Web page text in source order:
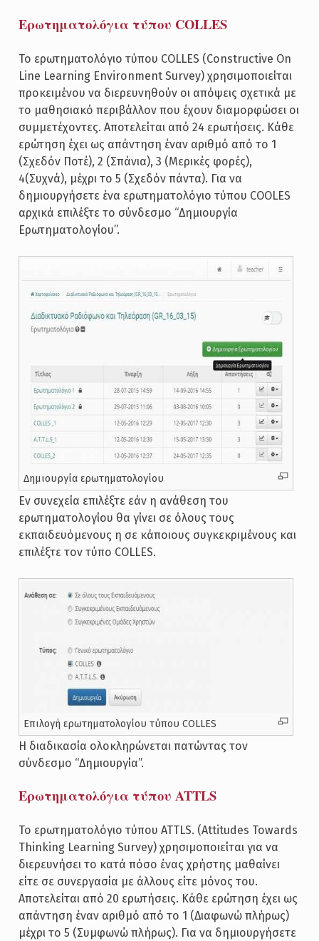
Ερωτηματολόγια τύπου COLLES
Το ερωτηματολόγιο τύπου COLLES (Constructive On
Line Learning Environment Survey) χρησιμοποιείται
προκειμένου να διερευνηθούν οι απόψεις σχετικά με
το μαθησιακό περιβάλλον που έχουν διαμορφώσει οι
συμμετέχοντες. Αποτελείται από 24 ερωτήσεις. Κάθε
ερώτηση έχει ως απάντηση έναν αριθμό από το 1
(Σχεδόν Ποτέ), 2 (Σπάνια), 3 (Μερικές φορές),
4(Συχνά), μέχρι το 5 (Σχεδόν πάντα). Για να
δημιουργήσετε ένα ερωτηματολόγιο τύπου COOLES
αρχικά επιλέξτε το σύνδεσμο “Δημιουργία
Ερωτηματολογίου”.
Δημιουργία ερωτηματολογίου
Εν συνεχεία επιλέξτε εάν η ανάθεση του
ερωτηματολογίου θα γίνει σε όλους τους
εκπαιδευόμενους η σε κάποιους συγκεκριμένους και
επιλέξτε τον τύπο COLLES.
Επιλογή ερωτηματολογίου τύπου COLLES
Η διαδικασία ολοκληρώνεται πατώντας τον
σύνδεσμο “Δημιουργία”.
Ερωτηματολόγια τύπου ATTLS
Το ερωτηματολόγιο τύπου ATTLS. (Attitudes Towards
Thinking Learning Survey) χρησιμοποιείται για να
διερευνήσει το κατά πόσο ένας χρήστης μαθαίνει
είτε σε συνεργασία με άλλους είτε μόνος του.
Αποτελείται από 20 ερωτήσεις. Κάθε ερώτηση έχει ως
απάντηση έναν αριθμό από το 1 (Διαφωνώ πλήρως)
μέχρι το 5 (Συμφωνώ πλήρως). Για να δημιουργήσετε